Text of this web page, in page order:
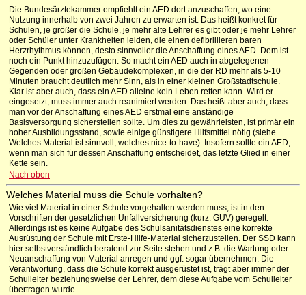
Die Bundesärztekammer empfiehlt ein AED dort anzuschaffen, wo eine
Nutzung innerhalb von zwei Jahren zu erwarten ist. Das heißt konkret für
Schulen, je größer die Schule, je mehr alte Lehrer es gibt oder je mehr Lehrer
oder Schüler unter Krankheiten leiden, die einen defibrillieren baren
Herzrhythmus können, desto sinnvoller die Anschaffung eines AED. Dem ist
noch ein Punkt hinzuzufügen. So macht ein AED auch in abgelegenen
Gegenden oder großen Gebäudekomplexen, in die der RD mehr als 5-10
Minuten braucht deutlich mehr Sinn, als in einer kleinen Großstadtschule.
Klar ist aber auch, dass ein AED alleine kein Leben retten kann. Wird er
eingesetzt, muss immer auch reanimiert werden. Das heißt aber auch, dass
man vor der Anschaffung eines AED erstmal eine anständige
Basisversorgung sicherstellen sollte. Um dies zu gewährleisten, ist primär ein
hoher Ausbildungsstand, sowie einige günstigere Hilfsmittel nötig (siehe
Welches Material ist sinnvoll, welches nice-to-have). Insofern sollte ein AED,
wenn man sich für dessen Anschaffung entscheidet, das letzte Glied in einer
Kette sein.
Nach oben
Welches Material muss die Schule vorhalten?
Wie viel Material in einer Schule vorgehalten werden muss, ist in den
Vorschriften der gesetzlichen Unfallversicherung (kurz: GUV) geregelt.
Allerdings ist es keine Aufgabe des Schulsanitätsdienstes eine korrekte
Ausrüstung der Schule mit Erste-Hilfe-Material sicherzustellen. Der SSD kann
hier selbstverständlich beratend zur Seite stehen und z.B. die Wartung oder
Neuanschaffung von Material anregen und ggf. sogar übernehmen. Die
Verantwortung, dass die Schule korrekt ausgerüstet ist, trägt aber immer der
Schulleiter beziehungsweise der Lehrer, dem diese Aufgabe vom Schulleiter
übertragen wurde.